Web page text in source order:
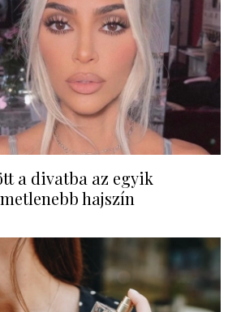
a divatba az egyik
hajszín